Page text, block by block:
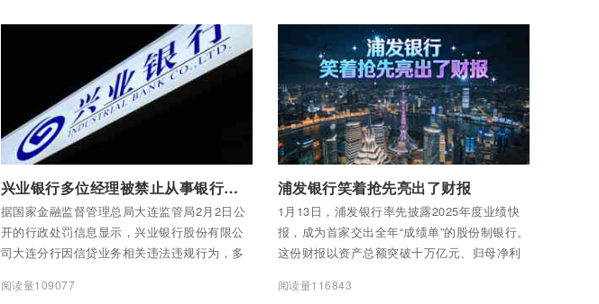
兴业银行多位经理被禁止从事银行业工作
据国家金融监督管理总局大连监管局2月2日公
开的行政处罚信息显示，兴业银行股份有限公
司大连分行因信贷业务相关违法违规行为，多
以三年内禁止从事银行业工作的严厉处罚，彰
阅读量109077
浦发银行笑着抢先亮出了财报
1月13日，浦发银行率先披露2025年度业绩快
报，成为首家交出全年“成绩单”的股份制银行。
这份财报以资产总额突破十万亿元、归母净利
为其赢得了“笑着亮相”的底气；但与此同时，
阅读量116843